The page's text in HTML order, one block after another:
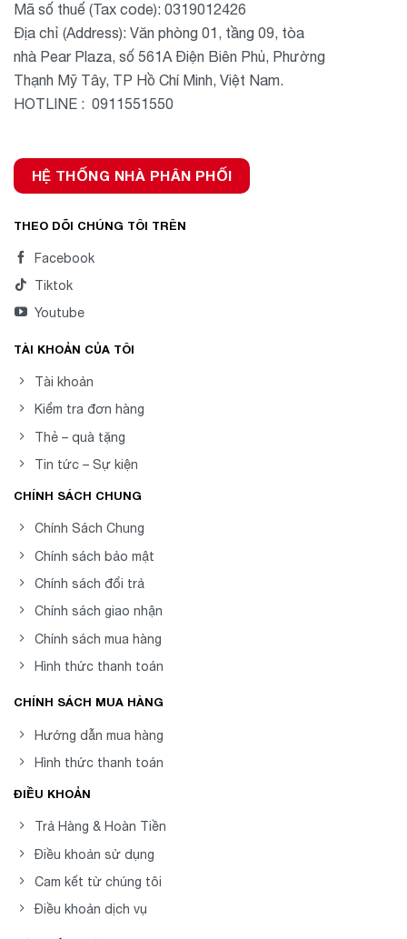
Mã số thuế (Tax code): 0319012426
Địa chỉ (Address): Văn phòng 01, tầng 09, tòa
nhà Pear Plaza, số 561A Điện Biên Phủ, Phường
Thạnh Mỹ Tây, TP Hồ Chí Minh, Việt Nam.
HOTLINE : 0911551550
HỆ THỐNG NHÀ PHÂN PHỐI
THEO DÕI CHÚNG TÔI TRÊN
Facebook
Tiktok
Youtube
TÀI KHOẢN CỦA TÔI
Tài khoản
Kiểm tra đơn hàng
Thẻ – quà tặng
Tin tức – Sự kiện
CHÍNH SÁCH CHUNG
Chính Sách Chung
Chính sách bảo mật
Chính sách đổi trả
Chính sách giao nhận
Chính sách mua hàng
Hình thức thanh toán
CHÍNH SÁCH MUA HÀNG
Hướng dẫn mua hàng
Hình thức thanh toán
ĐIỀU KHOẢN
Trả Hàng & Hoàn Tiền
Điều khoản sử dụng
Cam kết từ chúng tôi
Điều khoản dịch vụ